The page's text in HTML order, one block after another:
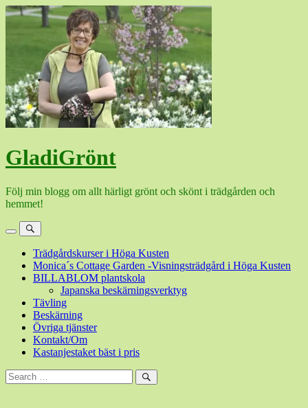
Hoppa
GladiGrönt
Följ min blogg om allt härligt grönt och skönt i trädgården och
hemmet!
MenySök
Trädgårdskurser i Höga Kusten
Monica´s Cottage Garden -Visningsträdgård i Höga Kusten
BILLABLOM plantskola
Japanska beskärningsverktyg
Tävling
Beskärning
Övriga tjänster
Kontakt/Om
Kastanjestaket bäst i pris
Sök
efter:
Sök